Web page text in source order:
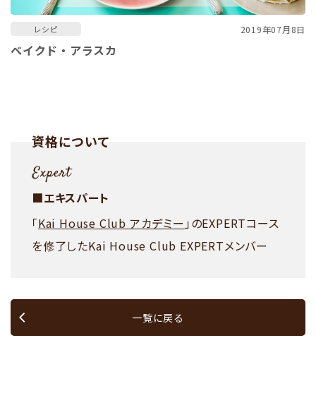
レシピ 2019年07月8日
ベイクド・アラスカ
資格について
■エキスパート
「Kai House Club アカデミー」のEXPERTコース
を修了したKai House Club EXPERTメンバー
一覧に戻る